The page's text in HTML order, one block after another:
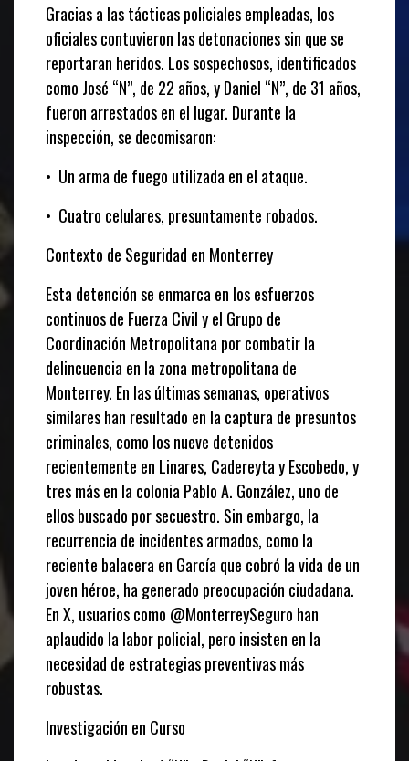
Gracias a las tácticas policiales empleadas, los
oficiales contuvieron las detonaciones sin que se
reportaran heridos. Los sospechosos, identificados
como José “N”, de 22 años, y Daniel “N”, de 31 años,
fueron arrestados en el lugar. Durante la
inspección, se decomisaron:
• Un arma de fuego utilizada en el ataque.
• Cuatro celulares, presuntamente robados.
Contexto de Seguridad en Monterrey
Esta detención se enmarca en los esfuerzos
continuos de Fuerza Civil y el Grupo de
Coordinación Metropolitana por combatir la
delincuencia en la zona metropolitana de
Monterrey. En las últimas semanas, operativos
similares han resultado en la captura de presuntos
criminales, como los nueve detenidos
recientemente en Linares, Cadereyta y Escobedo, y
tres más en la colonia Pablo A. González, uno de
ellos buscado por secuestro. Sin embargo, la
recurrencia de incidentes armados, como la
reciente balacera en García que cobró la vida de un
joven héroe, ha generado preocupación ciudadana.
En X, usuarios como @MonterreySeguro han
aplaudido la labor policial, pero insisten en la
necesidad de estrategias preventivas más
robustas.
Investigación en Curso